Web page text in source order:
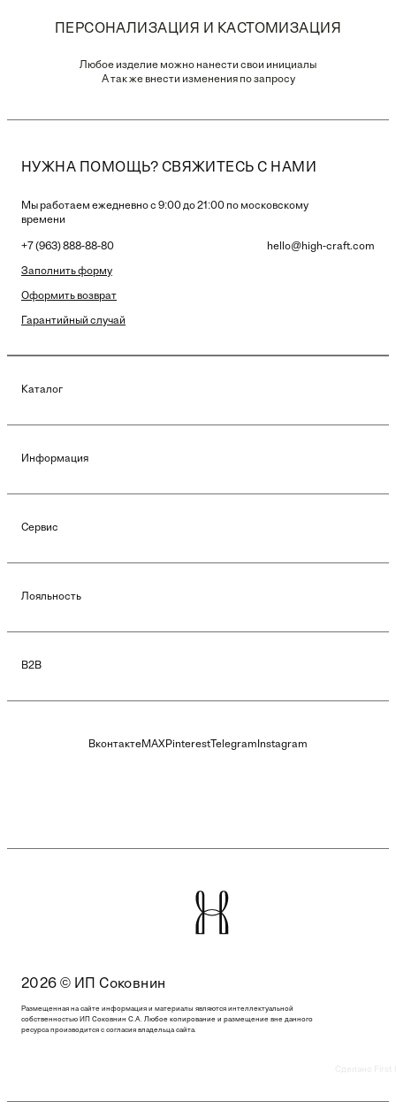
ПЕРСОНАЛИЗАЦИЯ И КАСТОМИЗАЦИЯ
Любое изделие можно нанести свои инициалы
А так же внести изменения по запросу
НУЖНА ПОМОЩЬ? СВЯЖИТЕСЬ С НАМИ
Мы работаем ежедневно с 9:00 до 21:00 по московскому
времени
+7 (963) 888-88-80 hello@high-craft.com
Заполнить форму
Оформить возврат
Гарантийный случай
Каталог
Информация
Сервис
Лояльность
B2B
ВконтактеMAXPinterest TelegramInstagram
2026 © ИП Соковнин
Размещенная на сайте информация и материалы являются интеллектуальной
собственностью ИП Соковнин С.А. Любое копирование и размещение вне данного
ресурса производится с согласия владельца сайта.